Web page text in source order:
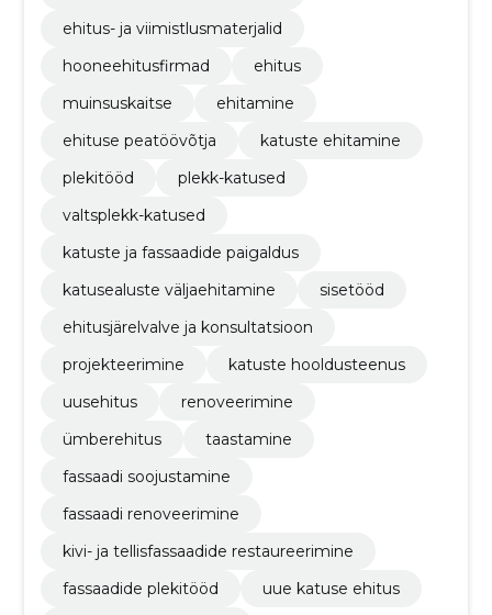
ehitus- ja viimistlusmaterjalid
hooneehitusfirmad
ehitus
muinsuskaitse
ehitamine
ehituse peatöövõtja
katuste ehitamine
plekitööd
plekk-katused
valtsplekk-katused
katuste ja fassaadide paigaldus
katusealuste väljaehitamine
sisetööd
ehitusjärelvalve ja konsultatsioon
projekteerimine
katuste hooldusteenus
uusehitus
renoveerimine
ümberehitus
taastamine
fassaadi soojustamine
fassaadi renoveerimine
kivi- ja tellisfassaadide restaureerimine
fassaadide plekitööd
uue katuse ehitus